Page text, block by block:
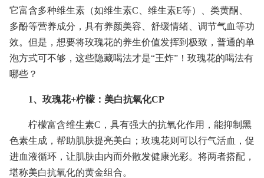
它富含多种维生素（如维生素C、维生素E等）、类黄酮、
多酚等营养成分，具有养颜美容、舒缓情绪、调节气血等功
效。但是，想要将玫瑰花的养生价值发挥到极致，普通的单
泡方式可不够，这些隐藏喝法才是“王炸”！玫瑰花的喝法有
哪些？
1、玫瑰花+柠檬：美白抗氧化CP
柠檬富含维生素C，具有强大的抗氧化作用，能抑制黑
色素生成，帮助肌肤提亮美白；玫瑰花则可以行气活血，促
进血液循环，让肌肤由内而外散发健康光彩。将两者搭配，
堪称美白抗氧化的黄金组合。